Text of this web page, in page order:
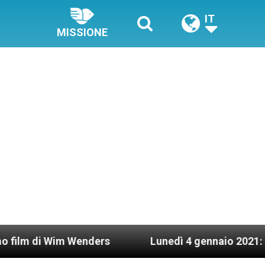
MISSIONE
IT
Wenders Lunedì 4 gennaio 2021: Possesso